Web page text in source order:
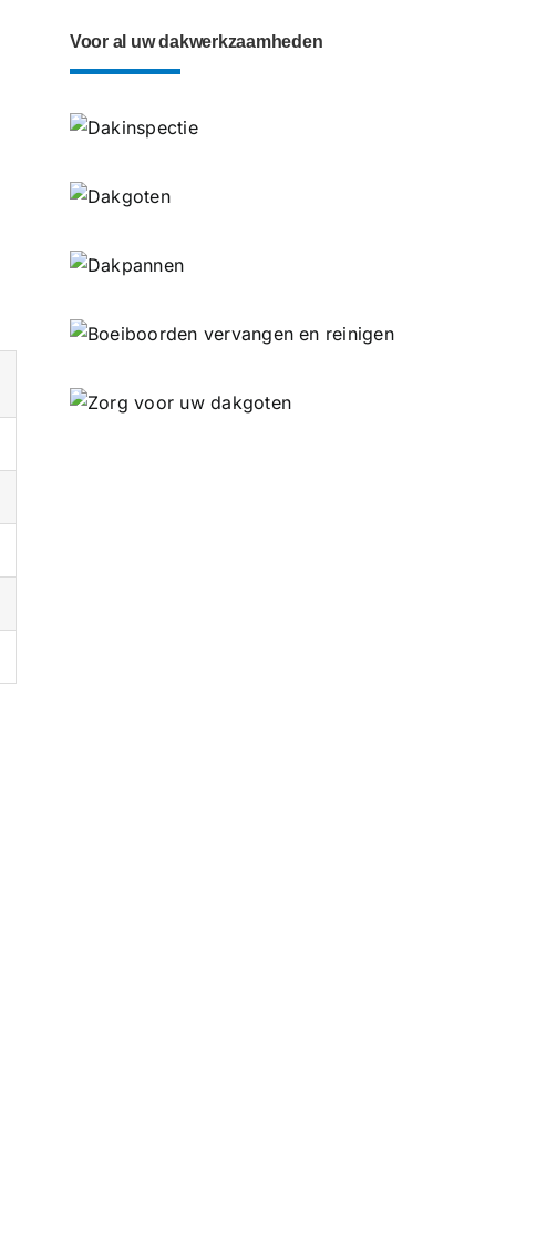
Voor al uw dakwerkzaamheden